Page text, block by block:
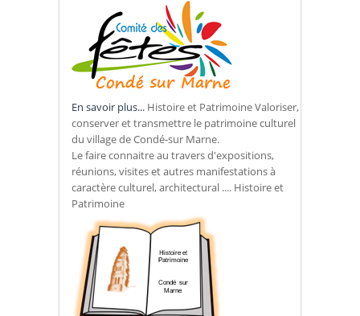
En savoir plus... Histoire et Patrimoine Valoriser,
conserver et transmettre le patrimoine culturel
du village de Condé-sur Marne.
Le faire connaitre au travers d'expositions,
réunions, visites et autres manifestations à
caractère culturel, architectural .... Histoire et
Patrimoine